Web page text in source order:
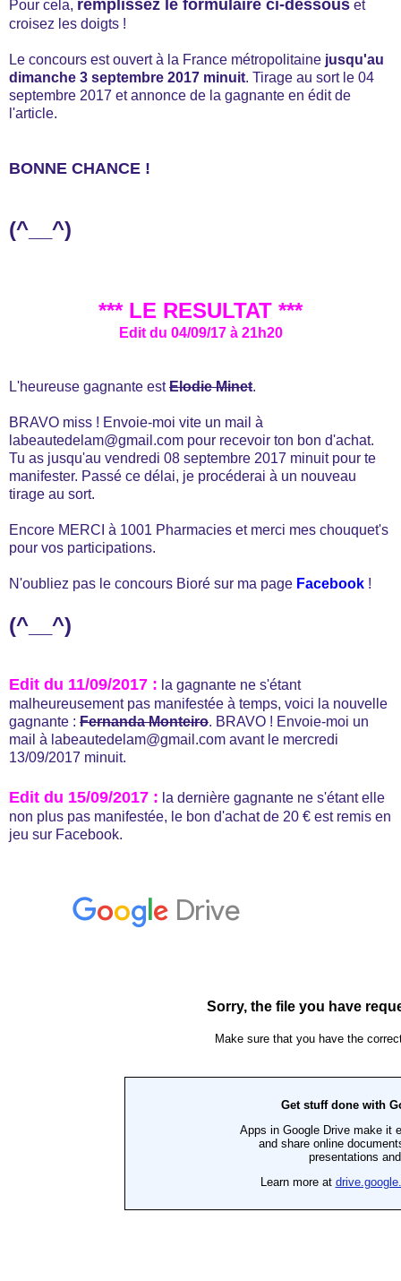
Pour cela, remplissez le formulaire ci-dessous et
croisez les doigts !
Le concours est ouvert à la France métropolitaine jusqu'au
dimanche 3 septembre 2017 minuit. Tirage au sort le 04
septembre 2017 et annonce de la gagnante en édit de
l'article.
BONNE CHANCE !
(^__^)
*** LE RESULTAT ***
Edit du 04/09/17 à 21h20
L'heureuse gagnante estElodie Minet.
BRAVO miss ! Envoie-moi vite un mail à
labeautedelam@gmail.com pour recevoir ton bon d'achat.
Tu as jusqu'au vendredi 08 septembre 2017 minuit pour te
manifester. Passé ce délai, je procéderai à un nouveau
tirage au sort.
Encore MERCI à 1001 Pharmacies et merci mes chouquet's
pour vos participations.
N'oubliez pas le concours Bioré sur ma page Facebook !
(^__^)
Edit du 11/09/2017 : la gagnante ne s'étant
malheureusement pas manifestée à temps, voici la nouvelle
gagnante : Fernanda Monteiro. BRAVO ! Envoie-moi un
mail à labeautedelam@gmail.com avant le mercredi
13/09/2017 minuit.
Edit du 15/09/2017 : la dernière gagnante ne s'étant elle
non plus pas manifestée, le bon d'achat de 20 € est remis en
jeu sur Facebook.